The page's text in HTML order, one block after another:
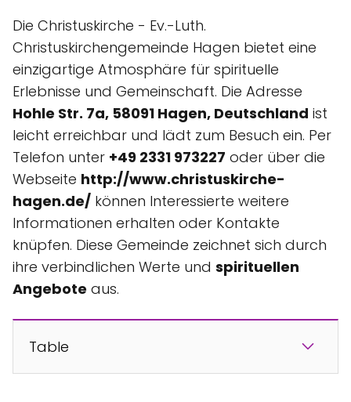
Die Christuskirche - Ev.-Luth.
Christuskirchengemeinde Hagen bietet eine
einzigartige Atmosphäre für spirituelle
Erlebnisse und Gemeinschaft. Die Adresse
Hohle Str. 7a, 58091 Hagen, Deutschland ist
leicht erreichbar und lädt zum Besuch ein. Per
Telefon unter +49 2331 973227 oder über die
Webseite http://www.christuskirche-
hagen.de/ können Interessierte weitere
Informationen erhalten oder Kontakte
knüpfen. Diese Gemeinde zeichnet sich durch
ihre verbindlichen Werte und spirituellen
Angebote aus.
Table